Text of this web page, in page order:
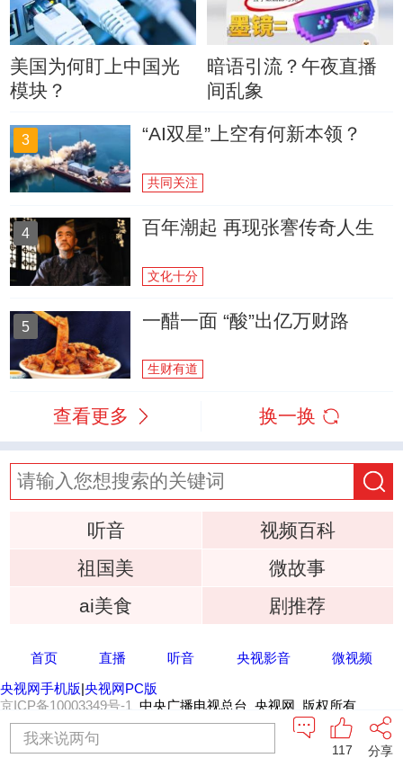
美国为何盯上中国光
模块？
暗语引流？午夜直播
间乱象
3 “AI双星”上空有何新本领？
共同关注
4 百年潮起 再现张謇传奇人生
文化十分
5 一醋一面 “酸”出亿万财路
生财有道
查看更多 换一换
听音
视频百科
祖国美
微故事
ai美食
剧推荐
首页 直播 听音 央视影音
微视频
央视网手机版|央视网PC版
京ICP备10003349号-1
中央广播电视总台 央视网 版权所有
我来说两句
分享
117